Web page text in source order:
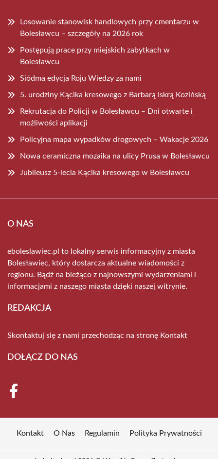
Losowanie stanowisk handlowych przy cmentarzu w
Bolesławcu – szczegóły na 2026 rok
Postępują prace przy miejskich zabytkach w
Bolesławcu
Siódma edycja Roju Wiedzy za nami
5. urodziny Kącika kresowego z Barbarą Iskrą Kozińską
Rekrutacja do Policji w Bolesławcu – Dni otwarte i
możliwości aplikacji
Policyjna mapa wypadków drogowych – Wakacje 2026
Nowa ceramiczna mozaika na ulicy Prusa w Bolesławcu
Jubileusz 5-lecia Kącika kresowego w Bolesławcu
O NAS
eboleslawiec.pl to lokalny serwis informacyjny z miasta
Bolesławiec, który dostarcza aktualne wiadomości z
regionu. Bądź na bieżąco z najnowszymi wydarzeniami i
informacjami z naszego miasta dzięki naszej witrynie.
REDAKCJA
Skontaktuj się z nami przechodząc na stronę Kontakt
DOŁĄCZ DO NAS
Kontakt O Nas Regulamin Polityka Prywatności